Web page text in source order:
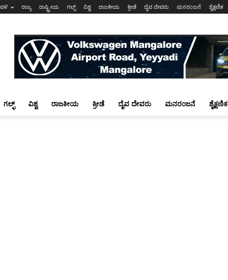
ರಾಜ್ಯ ರಾಷ್ಟ್ರೀಯ ಗಲ್ಫ್ ವಿಶ್ವ ರಾಜಕೀಯ ಕ್ರೀಡೆ ದೈವ ದೇವರು ಮನರಂಜನೆ ಶೈಕ್ಷಣಿಕ
ಗಲ್ಫ್ ವಿಶ್ವ ರಾಜಕೀಯ ಕ್ರೀಡೆ ದೈವ ದೇವರು ಮನರಂಜನೆ ಶೈಕ್ಷಣಿಕ